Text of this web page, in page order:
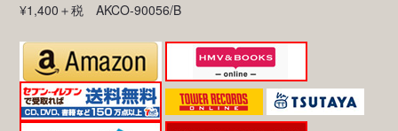
¥1,400＋税 AKCO-90056/B